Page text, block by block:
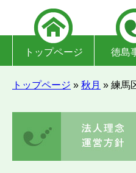
トップページ 徳島
トップページ » 秋月 » 練馬